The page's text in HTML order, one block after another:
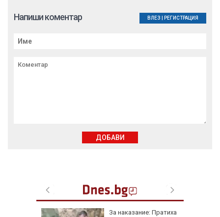
За наказание: Пратиха
Напиши коментар ВЛЕЗ РЕГИСТРАЦИЯ
ДОБАВИ